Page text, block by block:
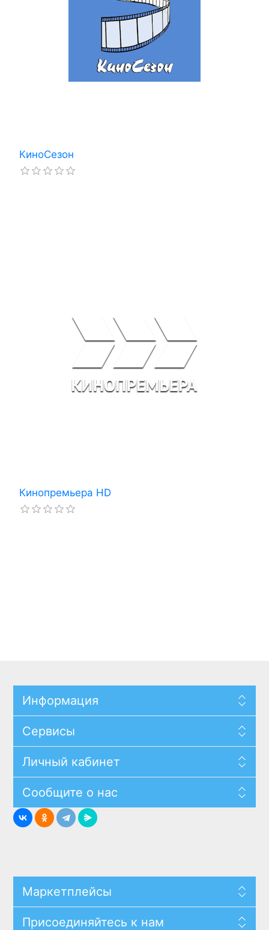
КиноСезон
Кинопремьера HD
Информация
Сервисы
Личный кабинет
Сообщите о нас
Маркетплейсы
Присоединяйтесь к нам